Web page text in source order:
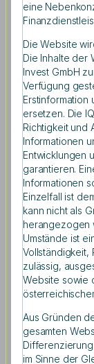
Digitale
der
Digitalisierung,
Wirtschaft
Wirtschaft und
wegen der
es vom
zugleich
Julia Bock-
(WIFO). Deka-
Kapitalmärkte
Umgebung mit
wächst die
eine
Die Website
Die Inhalte der
Invest GmbH
Verfügung
Erstinformation
ersetzen. Die
Richtigkeit und
Informationen
Entwicklungen
garantieren.
Informationen
Einzelfall ist
kann nicht als
herangezogen
Umstände ist
Vollständigkeit,
zulässig,
Website sowie
Aus Gründen
gesamten
im Sinne der